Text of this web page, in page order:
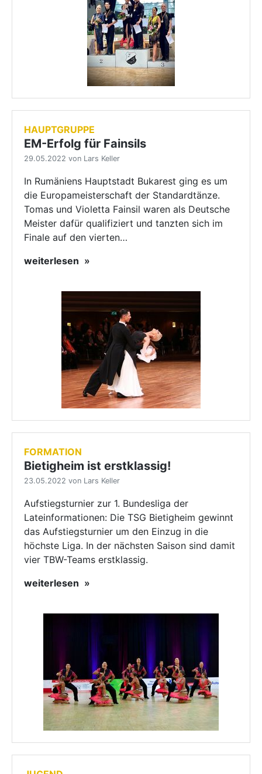
HAUPTGRUPPE
EM-Erfolg für Fainsils
29.05.2022 von Lars Keller
In Rumäniens Hauptstadt Bukarest ging es um
die Europameisterschaft der Standardtänze.
Tomas und Violetta Fainsil waren als Deutsche
Meister dafür qualifiziert und tanzten sich im
Finale auf den vierten…
weiterlesen
FORMATION
Bietigheim ist erstklassig!
23.05.2022 von Lars Keller
Aufstiegsturnier zur 1. Bundesliga der
Lateinformationen: Die TSG Bietigheim gewinnt
das Aufstiegsturnier um den Einzug in die
höchste Liga. In der nächsten Saison sind damit
vier TBW-Teams erstklassig.
weiterlesen